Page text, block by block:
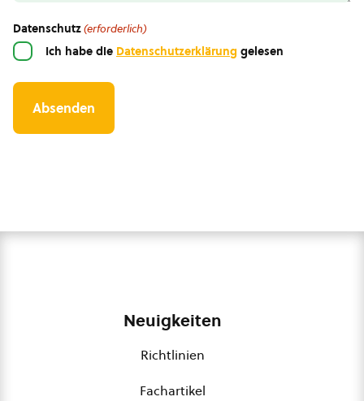
Datenschutz(erforderlich)
Ich habe die Datenschutzerklärung gelesen
Neuigkeiten
Richtlinien
Fachartikel